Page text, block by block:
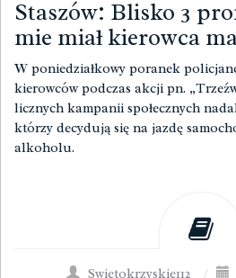
Staszów: Blisko 3
mie miał kierowca
W poniedziałkowy poranek
kierowców podczas akcji pn.
licznych kampanii społecznych
którzy decydują się na jazdę
alkoholu.
Swietokrzyskie112 /